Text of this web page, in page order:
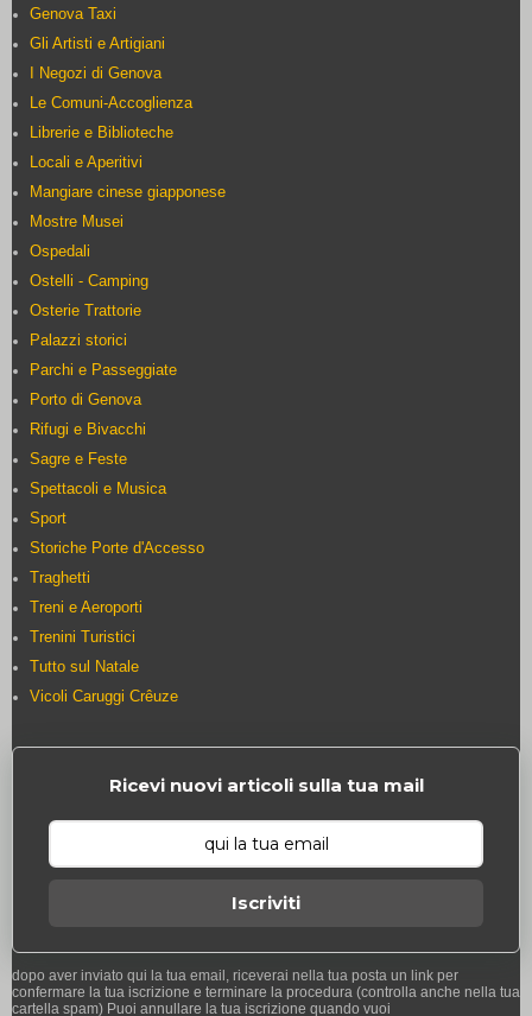
Genova Taxi
Gli Artisti e Artigiani
I Negozi di Genova
Le Comuni-Accoglienza
Librerie e Biblioteche
Locali e Aperitivi
Mangiare cinese giapponese
Mostre Musei
Ospedali
Ostelli - Camping
Osterie Trattorie
Palazzi storici
Parchi e Passeggiate
Porto di Genova
Rifugi e Bivacchi
Sagre e Feste
Spettacoli e Musica
Sport
Storiche Porte d'Accesso
Traghetti
Treni e Aeroporti
Trenini Turistici
Tutto sul Natale
Vicoli Caruggi Crêuze
Ricevi nuovi articoli sulla tua mail
Iscriviti
dopo aver inviato qui la tua email, riceverai nella tua posta un link per
confermare la tua iscrizione e terminare la procedura (controlla anche nella tua
cartella spam) Puoi annullare la tua iscrizione quando vuoi